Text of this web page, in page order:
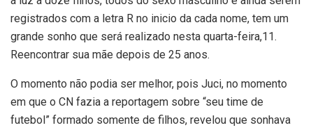
registrados com a letra R no inicio da cada nome, tem um
grande sonho que será realizado nesta quarta-feira,11.
Reencontrar sua mãe depois de 25 anos.
O momento não podia ser melhor, pois Juci, no momento
em que o CN fazia a reportagem sobre “seu time de
futebol” formado somente de filhos, revelou que sonhava